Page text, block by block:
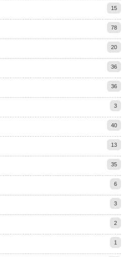
15
78
20
36
36
3
40
13
35
6
3
2
1